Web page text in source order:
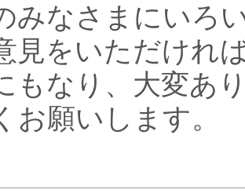
みなさまにいろ
見をいただけれ
もなり、大変あ
お願いします。